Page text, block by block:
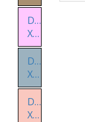
Distrito
XI
Distrito
XII
Distrito
XIII